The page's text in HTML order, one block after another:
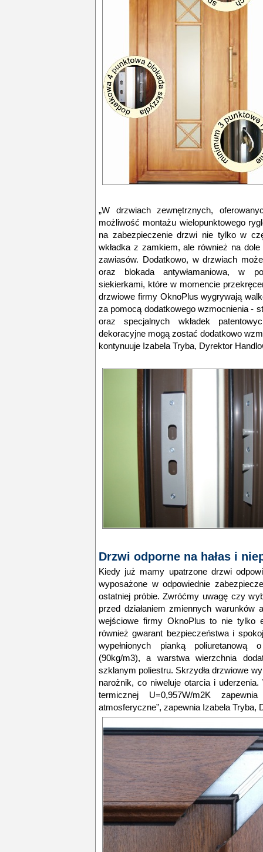
„W drzwiach zewnętrznych,
możliwość montażu wielopunktowego
na zabezpieczenie drzwi nie tylko w
wkładka z zamkiem, ale również na
zawiasów. Dodatkowo, w drzwiach
oraz blokada antywłamaniowa, w
siekierkami, które w momencie
drzwiowe firmy OknoPlus wygrywają
za pomocą dodatkowego wzmocnienia -
oraz specjalnych wkładek
dekoracyjne mogą zostać dodatkowo
kontynuuje Izabela Tryba, Dyrektor
Drzwi odporne na hałas i
Kiedy już mamy upatrzone drzwi
wyposażone w odpowiednie
ostatniej próbie. Zwróćmy uwagę czy
przed działaniem zmiennych warunków
wejściowe firmy OknoPlus to nie tylko
również gwarant bezpieczeństwa i
wypełnionych pianką poliuretanową
(90kg/m3), a warstwa wierzchnia
szklanym poliestru. Skrzydła drzwiowe
narożnik, co niweluje otarcia i
termicznej U=0,957W/m2K
atmosferyczne”, zapewnia Izabela